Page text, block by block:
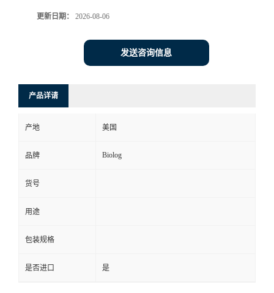
更新日期： 2026-08-06
发送咨询信息
产品详请
产地 美国
品牌 Biolog
货号
用途
包装规格
是否进口 是